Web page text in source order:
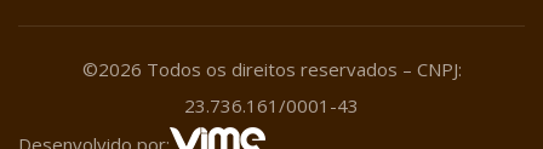
©2026 Todos os direitos reservados – CNPJ:
23.736.161/0001-43